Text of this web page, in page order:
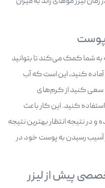
شما کمک می‌کند تا بتوانید
کنید، این است که آب
سعی کنید از کرم‌های
کنید. این کار باعث
نتیجه انتظار بهترین نتیجه
از آسیب رسیدن به پوست خود در